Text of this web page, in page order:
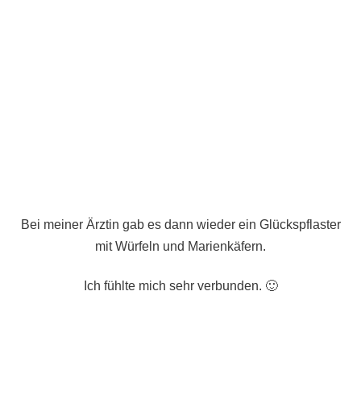
Bei meiner Ärztin gab es dann wieder ein Glückspflaster
mit Würfeln und Marienkäfern.
Ich fühlte mich sehr verbunden. 🙂